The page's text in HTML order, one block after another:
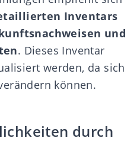
Inventars
und
. Dieses Inventar
werden, da sich
können.
durch